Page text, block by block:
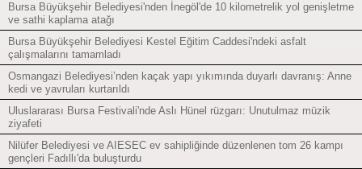
Bursa Büyükşehir Belediyesi'nden İnegöl'de 10 kilometrelik yol genişletme
ve sathi kaplama atağı
Bursa Büyükşehir Belediyesi Kestel Eğitim Caddesi'ndeki asfalt
çalışmalarını tamamladı
Osmangazi Belediyesi’nden kaçak yapı yıkımında duyarlı davranış: Anne
kedi ve yavruları kurtarıldı
Uluslararası Bursa Festivali'nde Aslı Hünel rüzgarı: Unutulmaz müzik
ziyafeti
Nilüfer Belediyesi ve AIESEC ev sahipliğinde düzenlenen tom 26 kampı
gençleri Fadıllı'da buluşturdu